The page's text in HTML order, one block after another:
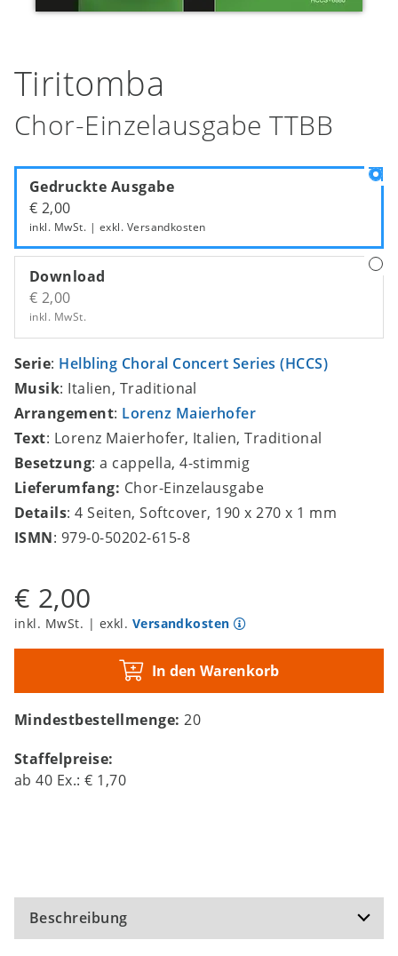
Tiritomba
Chor-Einzelausgabe TTBB
Gedruckte Ausgabe
€ 2,00
inkl. MwSt. | exkl. Versandkosten
Download
€ 2,00
inkl. MwSt.
Serie: Helbling Choral Concert Series (HCCS)
Musik: Italien, Traditional
Arrangement: Lorenz Maierhofer
Text: Lorenz Maierhofer, Italien, Traditional
Besetzung: a cappella, 4-stimmig
Lieferumfang: Chor-Einzelausgabe
Details: 4 Seiten, Softcover, 190 x 270 x 1 mm
ISMN: 979-0-50202-615-8
€ 2,00
inkl. MwSt. | exkl. Versandkosten
In den Warenkorb
Mindestbestellmenge:20
Staffelpreise:
ab40 Ex.:€ 1,70
Beschreibung